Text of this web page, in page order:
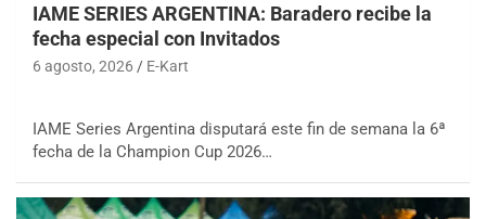
IAME SERIES ARGENTINA: Baradero recibe la
fecha especial con Invitados
6 agosto, 2026 E-Kart
IAME Series Argentina disputará este fin de semana la 6ª
fecha de la Champion Cup 2026…